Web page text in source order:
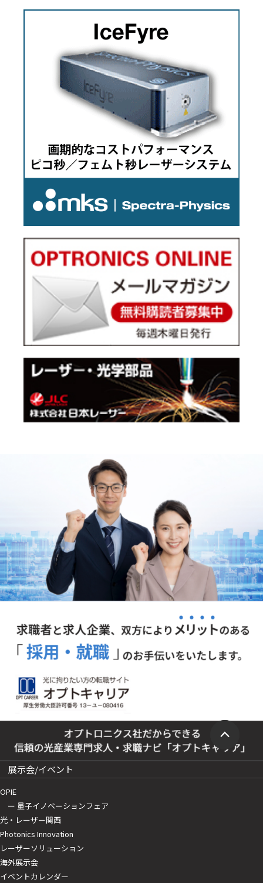
展示会/イベント
OPIE
ー 量子イノベーションフェア
光・レーザー関西
Photonics Innovation
レーザーソリューション
海外展示会
イベントカレンダー